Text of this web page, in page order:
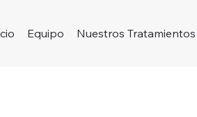
Equipo Nuestros Tratamientos